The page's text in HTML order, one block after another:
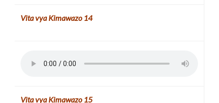
Vita vya Kimawazo14
Vita vya Kimawazo15